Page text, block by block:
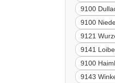
9100
9100
9121
9141
9100
9143